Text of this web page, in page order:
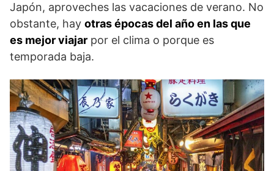
Japón, aproveches las vacaciones de verano. No
obstante, hay otras épocas del año en las que
es mejor viajar por el clima o porque es
temporada baja.